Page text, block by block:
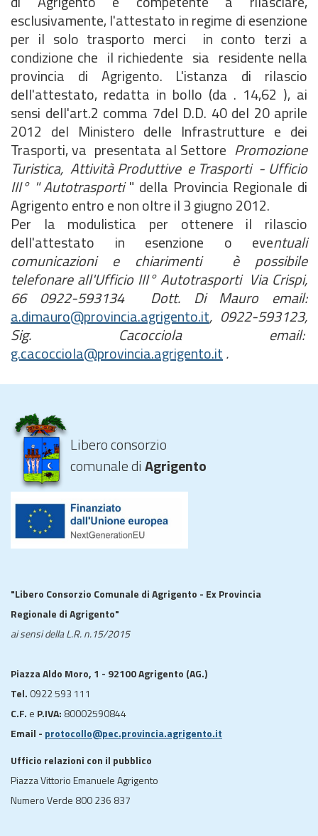
esclusivamente, l'attestato in regime di esenzione
per il solo trasporto merci in conto terzi a
condizione che il richiedente sia residente nella
provincia di Agrigento. L'istanza di rilascio
dell'attestato, redatta in bollo (da . 14,62 ), ai
sensi dell'art.2 comma 7del D.D. 40 del 20 aprile
2012 del Ministero delle Infrastrutture e dei
Trasporti, va presentata al Settore Promozione
Turistica, Attività Produttive e Trasporti - Ufficio
III° "Autotrasporti" della Provincia Regionale di
Agrigento entro e non oltre il 3 giugno 2012.
Per la modulistica per ottenere il rilascio
dell'attestato in esenzione o eventuali
comunicazioni e chiarimenti è possibile
telefonare all'Ufficio III° Autotrasporti Via Crispi,
66 0922-593134 Dott. Di Mauro email:
a.dimauro@provincia.agrigento.it, 0922-593123,
Sig. Cacocciola email:
g.cacocciola@provincia.agrigento.it.
Libero consorzio
comunale diAgrigento
"Libero Consorzio Comunale di Agrigento - Ex Provincia
Regionale di Agrigento"
ai sensi della L.R. n.15/2015
Piazza Aldo Moro, 1 - 92100 Agrigento (AG.)
Tel. 0922 593 111
C.F. e P.IVA: 80002590844
Email - protocollo@pec.provincia.agrigento.it
Ufficio relazioni con il pubblico
Piazza Vittorio Emanuele Agrigento
Numero Verde 800 236 837